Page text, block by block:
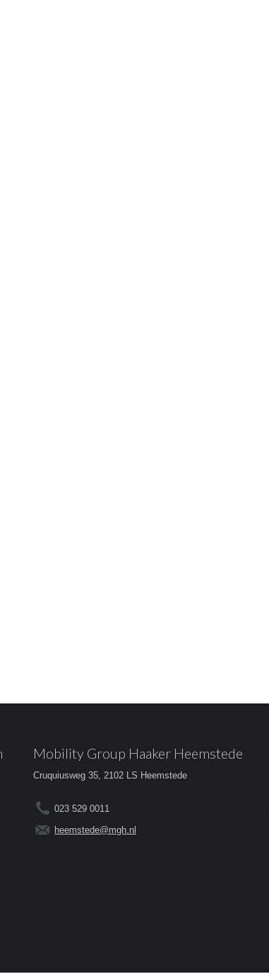
Mobility Group Haaker Heemstede
Cruquiusweg 35, 2102 LS Heemstede
023 529 0011
heemstede@mgh.nl